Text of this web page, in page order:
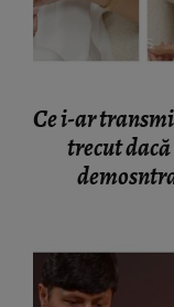
Ce i-ar
trecut